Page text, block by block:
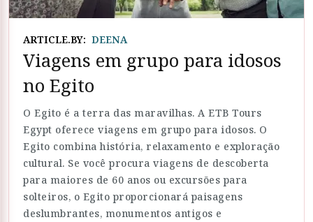
ARTICLE.BY: DEENA
Viagens em grupo para idosos
no Egito
O Egito é a terra das maravilhas. A ETB Tours
Egypt oferece viagens em grupo para idosos. O
Egito combina história, relaxamento e exploração
cultural. Se você procura viagens de descoberta
para maiores de 60 anos ou excursões para
solteiros, o Egito proporcionará paisagens
deslumbrantes, monumentos antigos e